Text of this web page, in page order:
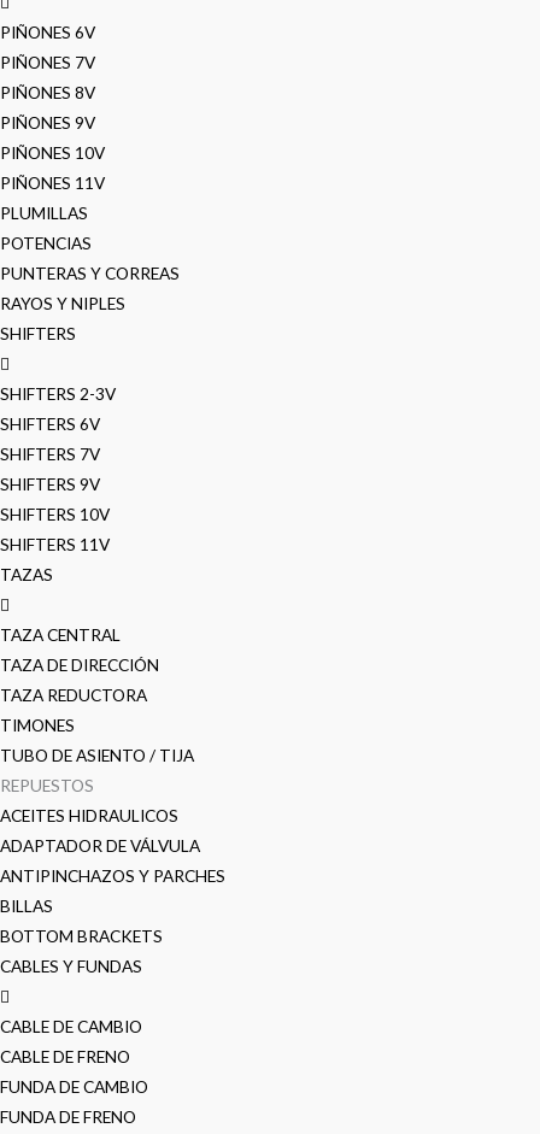
PIÑONES 6V
PIÑONES 7V
PIÑONES 8V
PIÑONES 9V
PIÑONES 10V
PIÑONES 11V
PLUMILLAS
POTENCIAS
PUNTERAS Y CORREAS
RAYOS Y NIPLES
SHIFTERS
SHIFTERS 2-3V
SHIFTERS 6V
SHIFTERS 7V
SHIFTERS 9V
SHIFTERS 10V
SHIFTERS 11V
TAZAS
TAZA CENTRAL
TAZA DE DIRECCIÓN
TAZA REDUCTORA
TIMONES
TUBO DE ASIENTO / TIJA
REPUESTOS
ACEITES HIDRAULICOS
ADAPTADOR DE VÁLVULA
ANTIPINCHAZOS Y PARCHES
BILLAS
BOTTOM BRACKETS
CABLES Y FUNDAS
CABLE DE CAMBIO
CABLE DE FRENO
FUNDA DE CAMBIO
FUNDA DE FRENO